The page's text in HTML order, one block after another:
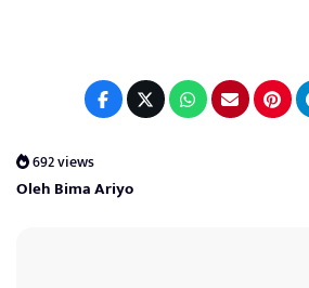
692 views
Oleh Bima Ariyo